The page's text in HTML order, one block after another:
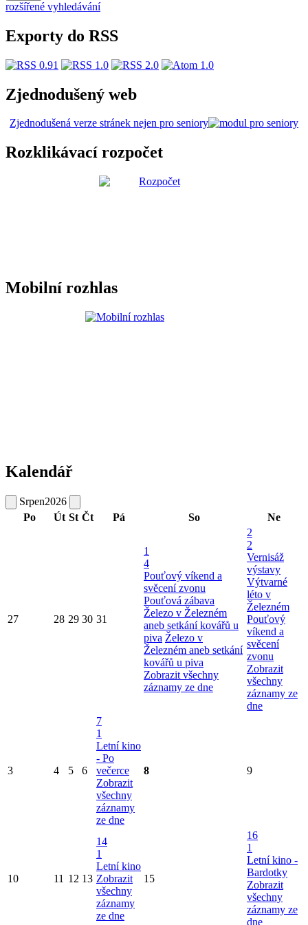
rozšířené vyhledávání
Exporty do RSS
Zjednodušený web
Zjednodušená verze stránek nejen pro seniory
Rozklikávací rozpočet
Mobilní rozhlas
Kalendář
Srpen2026
Po
Út St Čt Pá So Ne
27 28 29 30 31
1
4
Pouťový víkend a
svěcení zvonu
Pouťová zábava
Železo v Železném
aneb setkání kovářů u
piva Železo v
Železném aneb setkání
kovářů u piva
Zobrazit všechny
záznamy ze dne
2
2
Vernisáž
výstavy
Výtvarné
léto v
Železném
Pouťový
víkend a
svěcení
zvonu
Zobrazit
všechny
záznamy ze
dne
3 4 5 6
7
1
Letní kino
- Po
večerce
Zobrazit
všechny
záznamy
ze dne
8 9
10 11 12 13
14
1
Letní kino
Zobrazit
všechny
záznamy
ze dne
15
16
1
Letní kino -
Bardotky
Zobrazit
všechny
záznamy ze
dne